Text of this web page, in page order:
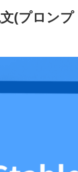
(プロンプ